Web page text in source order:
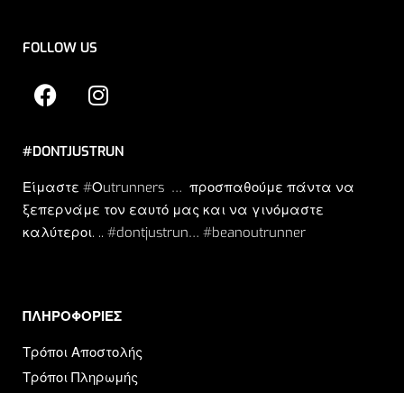
FOLLOW US
#DONTJUSTRUN
Είμαστε #Οutrunners … προσπαθούμε πάντα να
ξεπερνάμε τον εαυτό μας και να γινόμαστε
καλύτεροι. .. #dontjustrun… #beanoutrunner
ΠΛΗΡΟΦΟΡΙΕΣ​
Τρόποι Αποστολής
Τρόποι Πληρωμής